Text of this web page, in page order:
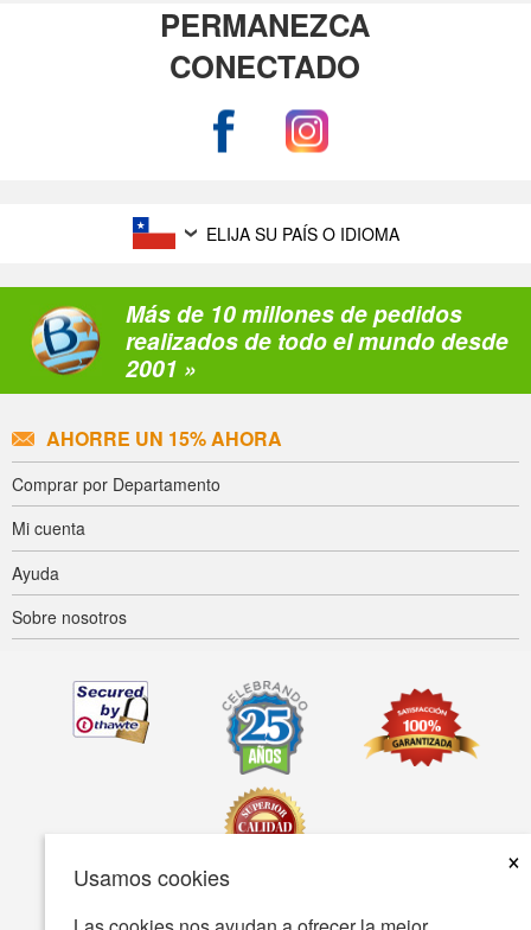
Usamos cookies
×
PERMANEZCA
CONECTADO
ELIJA SU PAÍS O IDIOMA
Más de 10 millones de pedidos
realizados de todo el mundo desde
2001 »
AHORRE UN 15% AHORA
Comprar por Departamento
Mi cuenta
Ayuda
Sobre nosotros